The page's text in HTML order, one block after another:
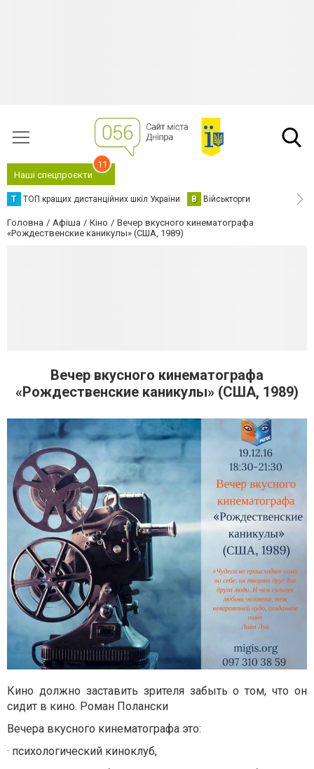
Наші спецпроєкти
11
Т ТОП кращих дистанційних шкіл України В Військторги
Головна Афіша Кіно
Вечер вкусного кинематографа
«Рождественские каникулы» (США, 1989)
Вечер вкусного кинематографа
«Рождественские каникулы» (США, 1989)
Кино должно заставить зрителя забыть о том, что он
сидит в кино. Роман Полански
Вечера вкусного кинематографа это:
· психологический киноклуб,